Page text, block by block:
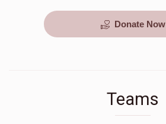
Donate Now
Teams